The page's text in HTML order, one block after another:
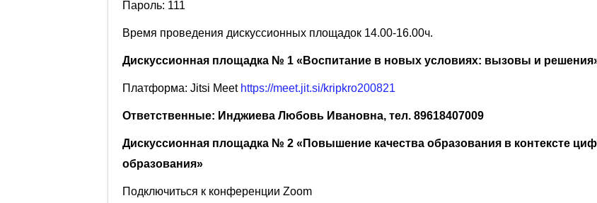
Пароль: 111
Время проведения дискуссионных площадок 14.00-16.00ч.
Дискуссионная площадка № 1 «Воспитание в новых условиях: вызовы и
Платформа: Jitsi Meet https://meet.jit.si/kripkro200821
Ответственные: Инджиева Любовь Ивановна, тел. 89618407009
Дискуссионная площадка № 2 «Повышение качества образования в контексте
образования»
Подключиться к конференции Zoom